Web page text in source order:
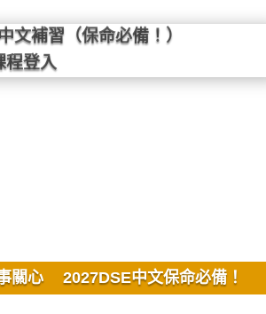
文補習（保命必備！）
程登入
關心 2027DSE中文保命必備！